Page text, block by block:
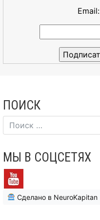
Email:
ПОИСК
МЫ В СОЦСЕТЯХ
Сделано в NeuroKapitan